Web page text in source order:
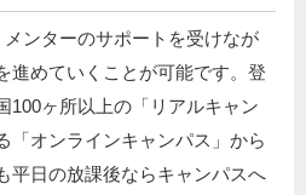
ンターのサポートを受けなが
進めていくことが可能です。登
100ヶ所以上の「リアルキャン
「オンラインキャンパス」から
平日の放課後ならキャンパスへ